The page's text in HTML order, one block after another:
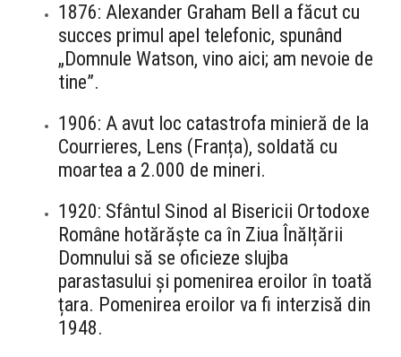
1876: Alexander Graham Bell a făcut cu
succes primul apel telefonic, spunând
„Domnule Watson, vino aici; am nevoie de
tine”.
1906: A avut loc catastrofa minieră de la
Courrieres, Lens (Franța), soldată cu
moartea a 2.000 de mineri.
1920: Sfântul Sinod al Bisericii Ortodoxe
Române hotărăște ca în Ziua Înălțării
Domnului să se oficieze slujba
parastasului și pomenirea eroilor în toată
țara. Pomenirea eroilor va fi interzisă din
1948.